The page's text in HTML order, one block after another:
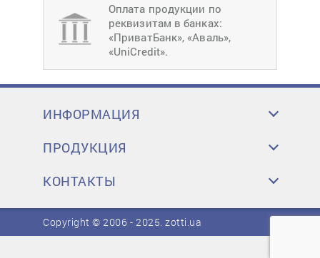
Оплата продукции по
реквизитам в банках:
«ПриватБанк», «Аваль»,
«UniCredit».
ИНФОРМАЦИЯ
ПРОДУКЦИЯ
КОНТАКТЫ
Copyright © 2006 - 2025.zotti.ua